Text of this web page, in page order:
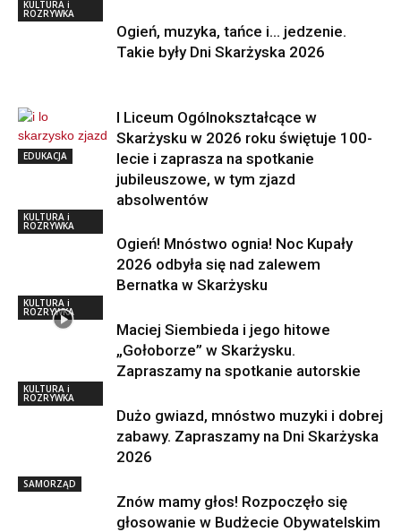
KULTURA i
ROZRYWKA
Ogień, muzyka, tańce i… jedzenie.
Takie były Dni Skarżyska 2026
EDUKACJA
I Liceum Ogólnokształcące w
Skarżysku w 2026 roku świętuje 100-
lecie i zaprasza na spotkanie
jubileuszowe, w tym zjazd
absolwentów
KULTURA i
ROZRYWKA
Ogień! Mnóstwo ognia! Noc Kupały
2026 odbyła się nad zalewem
Bernatka w Skarżysku
KULTURA i
ROZRYWKA
Maciej Siembieda i jego hitowe
„Gołoborze” w Skarżysku.
Zapraszamy na spotkanie autorskie
KULTURA i
ROZRYWKA
Dużo gwiazd, mnóstwo muzyki i dobrej
zabawy. Zapraszamy na Dni Skarżyska
2026
SAMORZĄD
Znów mamy głos! Rozpoczęło się
głosowanie w Budżecie Obywatelskim